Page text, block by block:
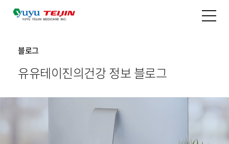
블로그
유유테이진의 건강 정보 블로그